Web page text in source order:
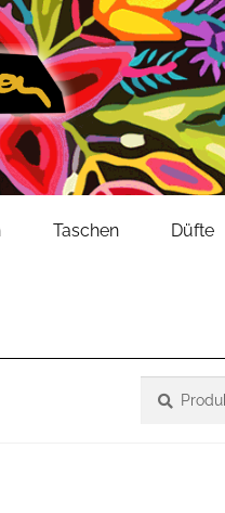
Taschen Düfte
nach: